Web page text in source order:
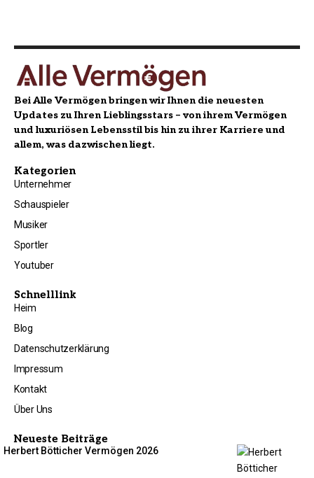
Bei Alle Vermögen bringen wir Ihnen die neuesten
Updates zu Ihren Lieblingsstars – von ihrem Vermögen
und luxuriösen Lebensstil bis hin zu ihrer Karriere und
allem, was dazwischen liegt.
Kategorien
Unternehmer
Schauspieler
Musiker
Sportler
Youtuber
Schnelllink
Heim
Blog
Datenschutzerklärung
Impressum
Kontakt
Über Uns
Neueste Beiträge
Herbert Bötticher Vermögen 2026